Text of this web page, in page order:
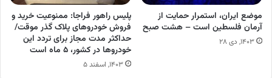
موضع ایران، استمرار حمایت از
آرمان فلسطین است – هشت صبح
۱۴۰۳, دی ۲۸
پلیس راهور فراجا: ممنوعیت خرید و
فروش خودرو‌های پلاک گذر موقت/
حداکثر مدت مجاز برای تردد این
خودرو‌ها در کشور، ۵ ماه است
۱۴۰۳, اسفند ۵